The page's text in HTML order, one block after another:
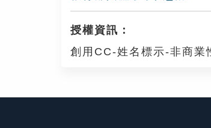
授權資訊：
創用CC-姓名標示-非商業